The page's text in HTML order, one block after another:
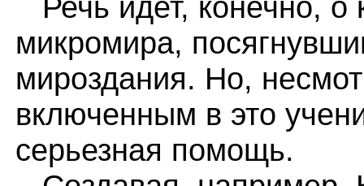
микромира,
мироздания. Но,
включенным в это
серьезная помощь.